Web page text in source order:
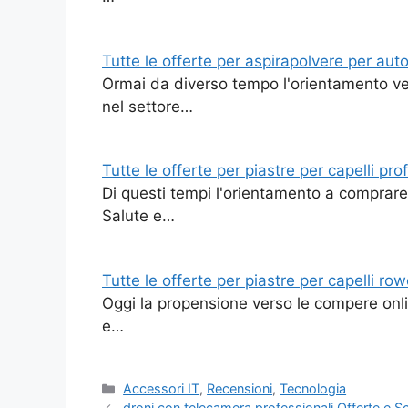
Tutte le offerte per aspirapolvere per auto
Ormai da diverso tempo l'orientamento
nel settore…
Tutte le offerte per piastre per capelli
Di questi tempi l'orientamento a
Salute e…
Tutte le offerte per piastre per capelli
Oggi la propensione verso le compere
e…
Categorie
Accessori IT, Recensioni,Tecnologia